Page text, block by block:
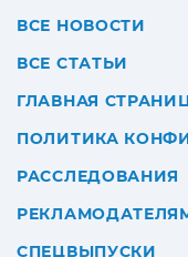
ВСЕ НОВОСТИ
ВСЕ СТАТЬИ
ГЛАВНАЯ
ПОЛИТИКА
РАССЛЕДОВАНИЯ
СПЕЦВЫПУСКИ